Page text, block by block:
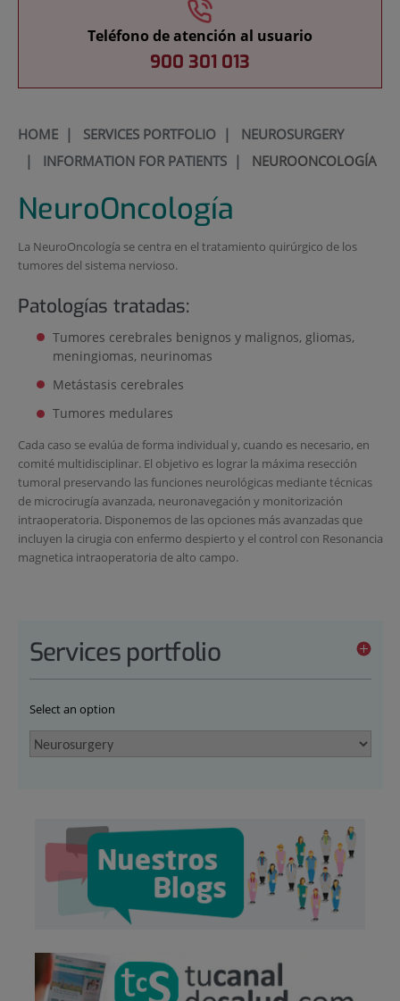
Teléfono de atención al usuario
900 301 013
HOME| SERVICES PORTFOLIO| NEUROSURGERY
| INFORMATION FOR PATIENTS| NEUROONCOLOGÍA
NeuroOncología
La NeuroOncología se centra en el tratamiento quirúrgico de los
tumores del sistema nervioso.
Patologías tratadas:
Tumores cerebrales benignos y malignos, gliomas,
meningiomas, neurinomas
Metástasis cerebrales
Tumores medulares
Cada caso se evalúa de forma individual y, cuando es necesario, en
comité multidisciplinar. El objetivo es lograr la máxima resección
tumoral preservando las funciones neurológicas mediante técnicas
de microcirugía avanzada, neuronavegación y monitorización
intraoperatoria. Disponemos de las opciones más avanzadas que
incluyen la cirugia con enfermo despierto y el control con Resonancia
magnetica intraoperatoria de alto campo.
Services portfolio
Select an option